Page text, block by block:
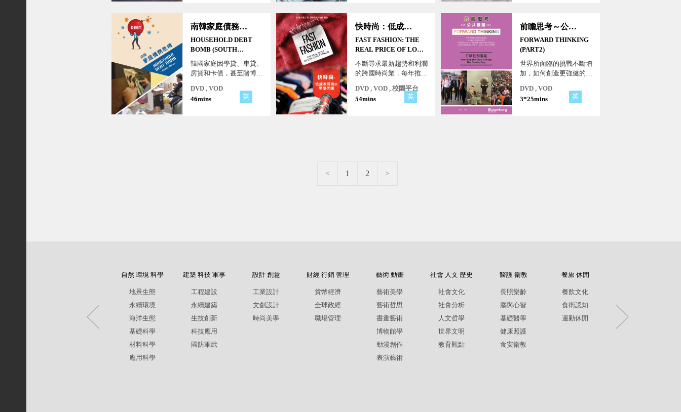
經濟議程的運動！南韓家庭債務危機
HOUSEHOLD DEBT
BOMB (SOUTH
KOREA)
韓國家庭因學貸、車貸、
房貸和卡債，甚至賭博欠
DVD , VOD
46mins
英
快時尚：低成本時尚的高昂代價
FAST FASHION: THE
REAL PRICE OF LOW-
COST FASHION
不斷尋求最新趨勢和利潤
的跨國時尚業，每年推出
的製衣廠不僅工作環境惡
劣、漠視勞工權益，更甚
DVD , VOD , 校園平台
54mins
英
前瞻思考～公共議題
FORWARD THINKING
(PART2)
世界所面臨的挑戰不斷增
加，如何創造更強健的經
的機會、創造均富的和諧
社會、消弭已開發國家人
DVD , VOD
3*25mins
英
< 1 2 >
自然 環境 科學
地景生態
永續環境
海洋生態
基礎科學
材料科學
應用科學
建築 科技 軍事
工程建設
永續建築
生技創新
科技應用
國防軍武
設計 創意
工業設計
文創設計
時尚美學
財經 行銷 管理
貨幣經濟
全球政經
職場管理
藝術 動畫
藝術美學
藝術哲思
書畫藝術
博物館學
動漫創作
表演藝術
社會 人文 歷史
社會文化
社會分析
人文哲學
世界文明
教育觀點
醫護 衛教
長照樂齡
腦與心智
基礎醫學
健康照護
食安衛教
餐旅 休閒
餐飲文化
食衛認知
運動休閒
社政人文